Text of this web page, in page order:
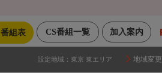
加入案内
CS番組一覧
番組表
設定地域： 東京 東エリア 地域変更